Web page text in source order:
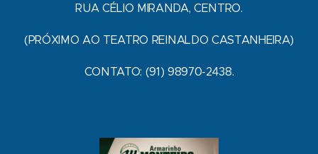
RUA CÉLIO MIRANDA, CENTRO.
(PRÓXIMO AO TEATRO REINALDO CASTANHEIRA)
CONTATO: (91) 98970-2438.